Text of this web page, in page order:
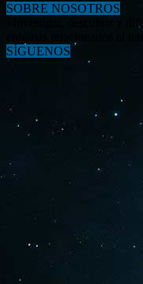
SOBRE NOSOTROS
«Investigar, descubrir y
enigmas relacionados al
SÍGUENOS